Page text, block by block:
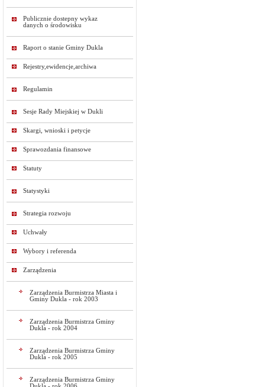
Publicznie dostepny wykaz
danych o środowisku
Raport o stanie Gminy Dukla
Rejestry,ewidencje,archiwa
Regulamin
Sesje Rady Miejskiej w Dukli
Skargi, wnioski i petycje
Sprawozdania finansowe
Statuty
Statystyki
Strategia rozwoju
Uchwały
Wybory i referenda
Zarządzenia
Zarządzenia Burmistrza Miasta i
Gminy Dukla - rok 2003
Zarządzenia Burmistrza Gminy
Dukla - rok 2004
Zarządzenia Burmistrza Gminy
Dukla - rok 2005
Zarządzenia Burmistrza Gminy